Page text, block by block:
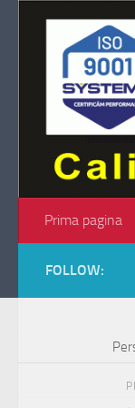
Skip to content
Prima pagina
FOLLOW: